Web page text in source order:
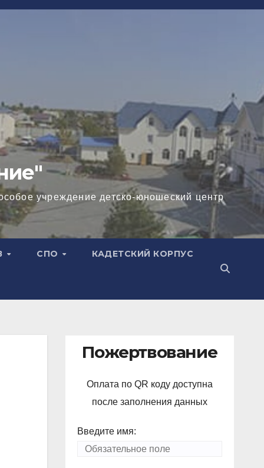
учреждение детско-юношеский центр
СПО КАДЕТСКИЙ КОРПУС
Пожертвование
Оплата по QR коду доступна
после заполнения данных
Введите имя: